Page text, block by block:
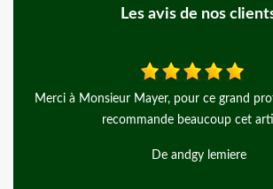
Les avis de nos
Rien à dire, si ce n’est qu’ils ont été très
ravis, travail au top, en plus d’avoir des